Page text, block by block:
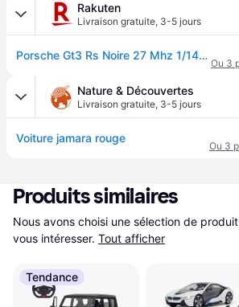
Rakuten
Livraison gratuite, 3-5 jours
Porsche Gt3 Rs Noire 27 Mhz 1/14-Jamara
Ou 3
Nature & Découvertes
Livraison gratuite, 3-5 jours
Voiture jamara rouge
Ou 3
Produits similaires
Nous avons choisi une sélection de
vous intéresser. Tout afficher
Tendance